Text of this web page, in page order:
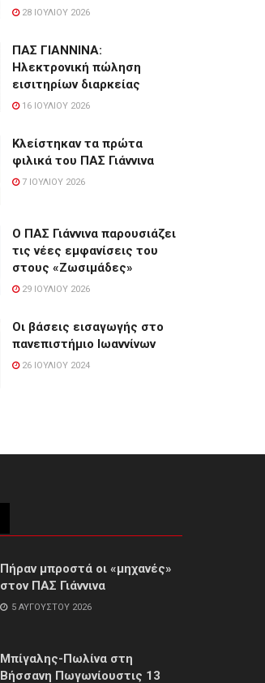
28 ΙΟΥΛΊΟΥ 2026
ΠΑΣ ΓΙΑΝΝΙΝΑ:
Hλεκτρονική πώληση
εισιτηρίων διαρκείας
16 ΙΟΥΛΊΟΥ 2026
Κλείστηκαν τα πρώτα
φιλικά του ΠΑΣ Γιάννινα
7 ΙΟΥΛΊΟΥ 2026
Ο ΠΑΣ Γιάννινα παρουσιάζει
τις νέες εμφανίσεις του
στους «Ζωσιμάδες»
29 ΙΟΥΛΊΟΥ 2026
Οι βάσεις εισαγωγής στο
πανεπιστήμιο Ιωαννίνων
26 ΙΟΥΛΊΟΥ 2024
Πήραν μπροστά οι «μηχανές»
στον ΠΑΣ Γιάννινα
5 ΑΥΓΟΎΣΤΟΥ 2026
Μπίγαλης-Πωλίνα στη
Βήσσανη Πωγωνίουστις 13